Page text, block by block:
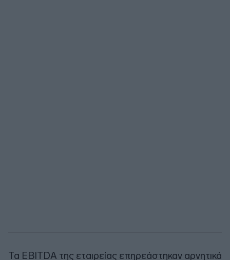
Τα EBITDA της εταιρείας επηρεάστηκαν αρνητικά